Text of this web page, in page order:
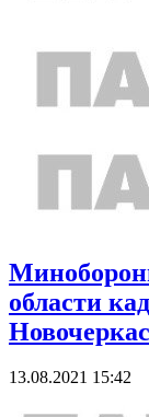
области
13.08.2021 15:42